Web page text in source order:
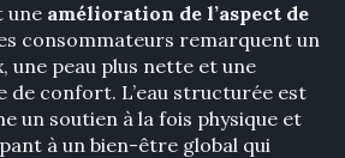
une amélioration de l’aspect de
consommateurs remarquent un
une peau plus nette et une
de confort. L’eau structurée est
un soutien à la fois physique et
à un bien-être global qui